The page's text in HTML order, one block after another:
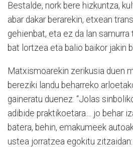
Bestalde, nork bere hizkuntza,
abar dakar berarekin, etxean
gehienbat, eta ez da lan
bat lortzea eta balio baikor jakin
Matxismoarekin zerikusia duen
bereziki landu beharreko
gaineratu duenez: “Jolas
adibide praktikoetara… jo behar
batera, behin, emakumeek
ustea jorratzea egokitu